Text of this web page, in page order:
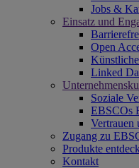
Jobs &
Einsatz und
Open
Linked
Soziale
EBSCOs
Vertrauen
Zugang zu
Produkte
Kontakt